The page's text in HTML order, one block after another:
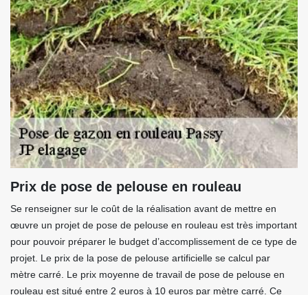
Prix de pose de pelouse en rouleau
Se renseigner sur le coût de la réalisation avant de mettre en
œuvre un projet de pose de pelouse en rouleau est très important
pour pouvoir préparer le budget d’accomplissement de ce type de
projet. Le prix de la pose de pelouse artificielle se calcul par
mètre carré. Le prix moyenne de travail de pose de pelouse en
rouleau est situé entre 2 euros à 10 euros par mètre carré. Ce